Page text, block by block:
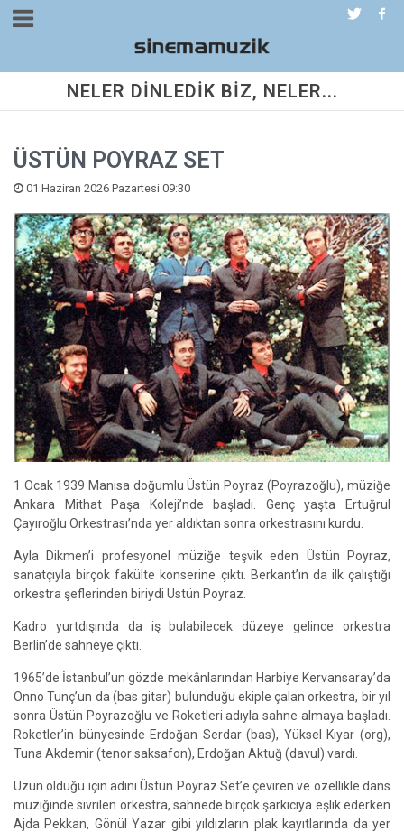
NELER DİNLEDİK BİZ, NELER...
ÜSTÜN POYRAZ SET
01 Haziran 2026 Pazartesi 09:30
1 Ocak 1939 Manisa doğumlu Üstün Poyraz (Poyrazoğlu), müziğe
Ankara Mithat Paşa Koleji’nde başladı. Genç yaşta Ertuğrul
Çayıroğlu Orkestrası’nda yer aldıktan sonra orkestrasını kurdu.
Ayla Dikmen’i profesyonel müziğe teşvik eden Üstün Poyraz,
sanatçıyla birçok fakülte konserine çıktı. Berkant’ın da ilk çalıştığı
orkestra şeflerinden biriydi Üstün Poyraz.
Kadro yurtdışında da iş bulabilecek düzeye gelince orkestra
Berlin’de sahneye çıktı.
1965’de İstanbul’un gözde mekânlarından Harbiye Kervansaray’da
Onno Tunç’un da (bas gitar) bulunduğu ekiple çalan orkestra, bir yıl
sonra Üstün Poyrazoğlu ve Roketleri adıyla sahne almaya başladı.
Roketler’in bünyesinde Erdoğan Serdar (bas), Yüksel Kıyar (org),
Tuna Akdemir (tenor saksafon), Erdoğan Aktuğ (davul) vardı.
Uzun olduğu için adını Üstün Poyraz Set’e çeviren ve özellikle dans
müziğinde sivrilen orkestra, sahnede birçok şarkıcıya eşlik ederken
Ajda Pekkan, Gönül Yazar gibi yıldızların plak kayıtlarında da yer